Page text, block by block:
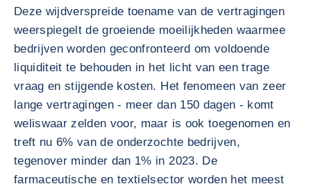
Deze wijdverspreide toename van de vertragingen
weerspiegelt de groeiende moeilijkheden waarmee
bedrijven worden geconfronteerd om voldoende
liquiditeit te behouden in het licht van een trage
vraag en stijgende kosten. Het fenomeen van zeer
lange vertragingen - meer dan 150 dagen - komt
weliswaar zelden voor, maar is ook toegenomen en
treft nu 6% van de onderzochte bedrijven,
tegenover minder dan 1% in 2023. De
farmaceutische en textielsector worden het meest